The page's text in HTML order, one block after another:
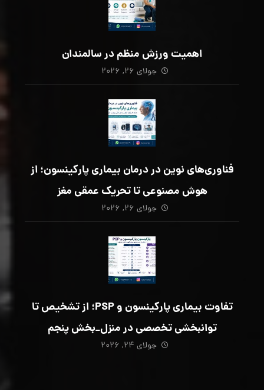
اهمیت ورزش منظم در سالمندان
جولای ۲۶, ۲۰۲۶
فناوری‌های نوین در درمان بیماری پارکینسون؛ از
هوش مصنوعی تا تحریک عمقی مغز
جولای ۲۶, ۲۰۲۶
تفاوت بیماری پارکینسون و PSP؛ از تشخیص تا
توانبخشی تخصصی در منزل_بخش پنجم
جولای ۲۴, ۲۰۲۶